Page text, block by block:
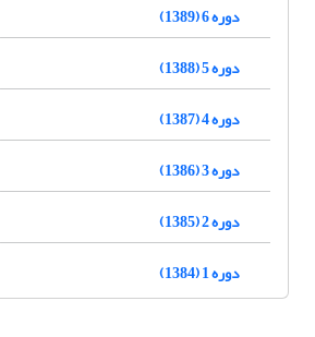
دوره 6 (1389)
دوره 5 (1388)
دوره 4 (1387)
دوره 3 (1386)
دوره 2 (1385)
دوره 1 (1384)